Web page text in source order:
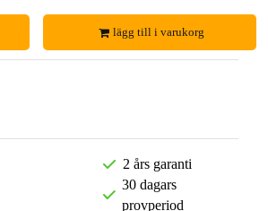
lägg till i varukorg
2 års garanti
30 dagars
provperiod